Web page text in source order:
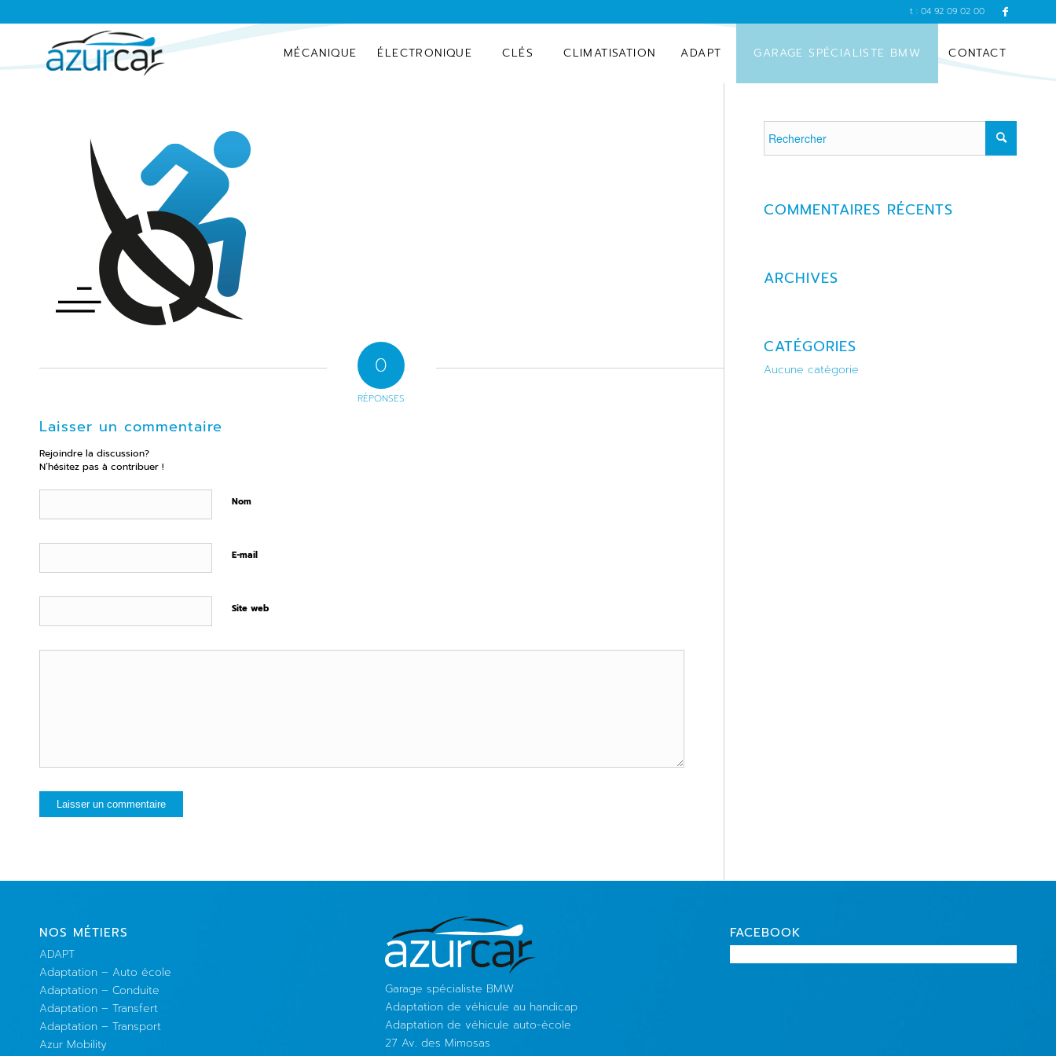
t : 04 92 09 02 00
MÉCANIQUE ÉLECTRONIQUE CLÉS CLIMATISATION ADAPT GARAGE SPÉCIALISTE BMW CONTACT
0
RÉPONSES
Laisser un commentaire
Rejoindre la discussion?
N’hésitez pas à contribuer !
Nom
E-mail
Site web
COMMENTAIRES RÉCENTS
ARCHIVES
CATÉGORIES
Aucune catégorie
NOS MÉTIERS
ADAPT
Adaptation – Auto école
Adaptation – Conduite
Adaptation – Transfert
Adaptation – Transport
Azur Mobility
Garage spécialiste BMW
Adaptation de véhicule au handicap
Adaptation de véhicule auto-école
27 Av. des Mimosas
FACEBOOK